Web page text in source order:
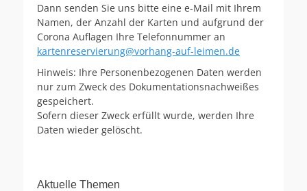
Dann senden Sie uns bitte eine e-Mail mit Ihrem
Namen, der Anzahl der Karten und aufgrund der
Corona Auflagen Ihre Telefonnummer an
kartenreservierung@vorhang-auf-leimen.de
Hinweis: Ihre Personenbezogenen Daten werden
nur zum Zweck des Dokumentationsnachweißes
gespeichert.
Sofern dieser Zweck erfüllt wurde, werden Ihre
Daten wieder gelöscht.
Aktuelle Themen